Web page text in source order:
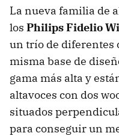
La nueva familia de
los Philips Fidelio
un trío de diferentes
misma base de
gama más alta y
altavoces con dos
situados
para conseguir un